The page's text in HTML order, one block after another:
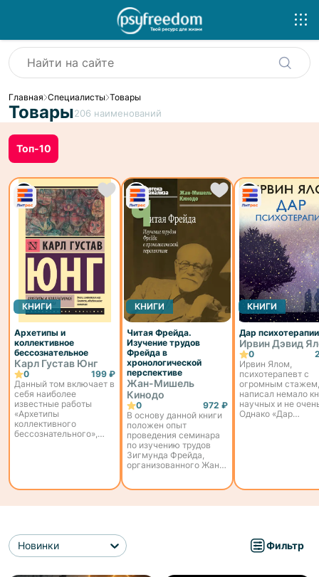
Главная Специалисты Товары
Товары206 наименований
Топ-10
КНИГИ
Архетипы и
коллективное
бессознательное
Карл Густав Юнг
0
199 ₽
Данный том включает в
себя наиболее
известные работы
«Архетипы
коллективного
бессознательного»,
матери». В этих работах
КНИГИ
Читая Фрейда.
Изучение трудов
Фрейда в
хронологической
перспективе
Жан-Мишель
Кинодо
0
972 ₽
В основу данной книги
положен опыт
проведения семинара
по изучению трудов
Зигмунда Фрейда,
организованного Жан-
1998 году в рамках
специалистов в
КНИГИ
Дар психотерапии
Ирвин Дэвид
0
Ирвин Ялом,
психотерапевт с
огромным стажем,
написал немало
научных и не
Однако «Дар
автора. Прежде
Новинки Фильтр